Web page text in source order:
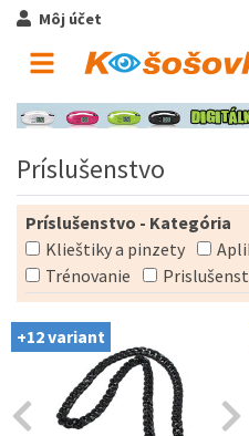
Môj účet
Príslušenstvo
Príslušenstvo - Kategória
Klieštiky a pinzety
Trénovanie
+12 variant